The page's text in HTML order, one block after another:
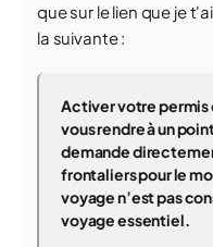
que sur le lien que je
la suivante :
Activer votre permis
vous rendre à un
demande
frontaliers pour le
voyage n’est pas
voyage essentiel.